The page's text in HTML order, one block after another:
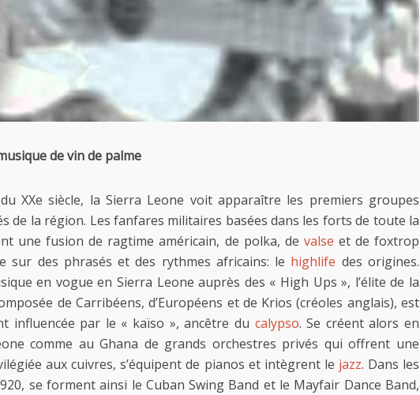
de vin de palme
du XXe siècle, la Sierra Leone voit apparaître les premiers groupes
de la région. Les fanfares militaires basées dans les forts de toute la
une fusion de ragtime américain, de polka, de valse et de foxtrop
sur des phrasés et des rythmes africains: le highlife des origines.
en vogue en Sierra Leone auprès des « High Ups », l’élite de la
de Carribéens, d’Européens et de Krios (créoles anglais), est
influencée par le « kaïso », ancêtre du calypso. Se créent alors en
comme au Ghana de grands orchestres privés qui offrent une
aux cuivres, s’équipent de pianos et intègrent le jazz. Dans les
se forment ainsi le Cuban Swing Band et le Mayfair Dance Band,